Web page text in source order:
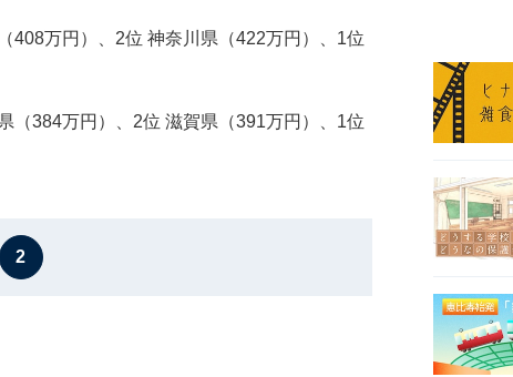
408万円）、2位 神奈川県（422万円）、1位
（384万円）、2位 滋賀県（391万円）、1位
2